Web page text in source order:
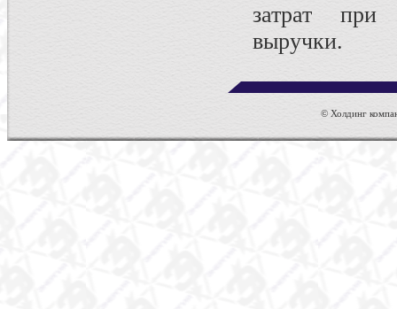
затрат при
выручки.
© Холдинг